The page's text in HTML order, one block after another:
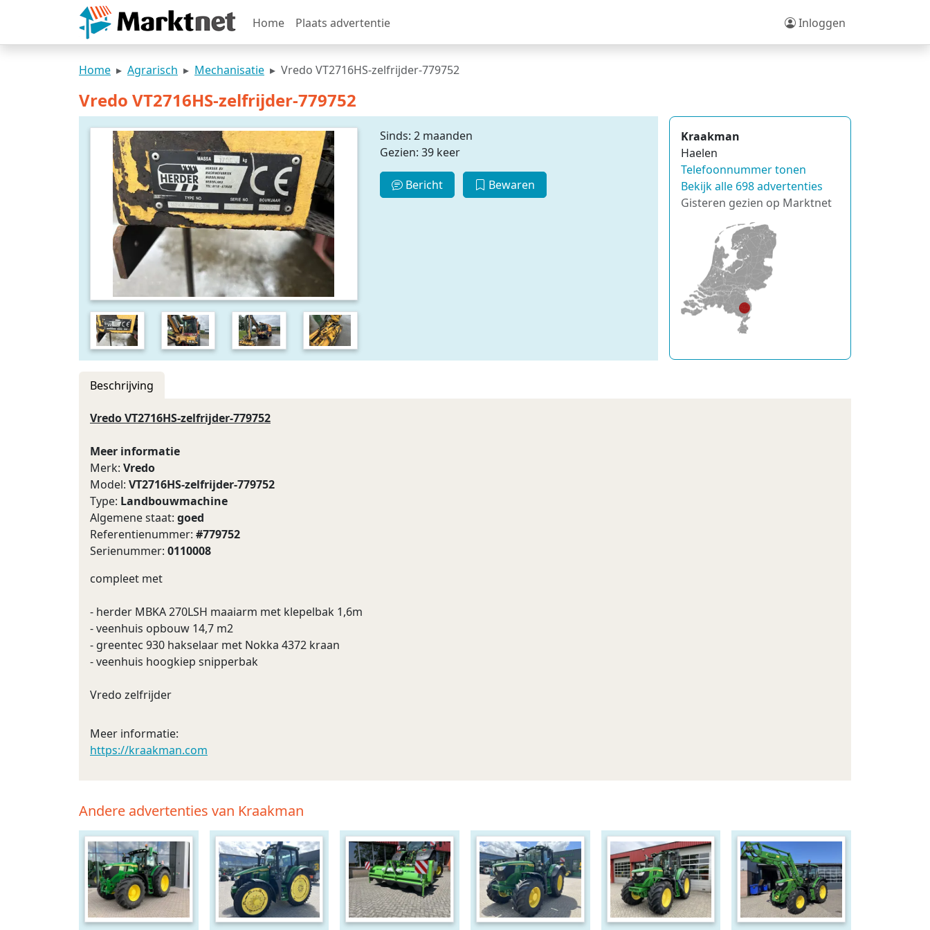
Home Plaats advertentie Inloggen
Home Agrarisch Mechanisatie Vredo VT2716HS-zelfrijder-779752
Vredo VT2716HS-zelfrijder-779752
Sinds: 2 maanden
Gezien: 39 keer
Bericht Bewaren
Kraakman
Haelen
Telefoonnummer tonen
Bekijk alle 698 advertenties
Gisteren gezien op Marktnet
Beschrijving
Vredo VT2716HS-zelfrijder-779752
Meer informatie
Merk: Vredo
Model: VT2716HS-zelfrijder-779752
Type: Landbouwmachine
Algemene staat: goed
Referentienummer: #779752
Serienummer: 0110008
compleet met
- herder MBKA 270LSH maaiarm met klepelbak 1,6m
- veenhuis opbouw 14,7 m2
- greentec 930 hakselaar met Nokka 4372 kraan
- veenhuis hoogkiep snipperbak
Vredo zelfrijder
Meer informatie:
https://kraakman.com
Andere advertenties van Kraakman